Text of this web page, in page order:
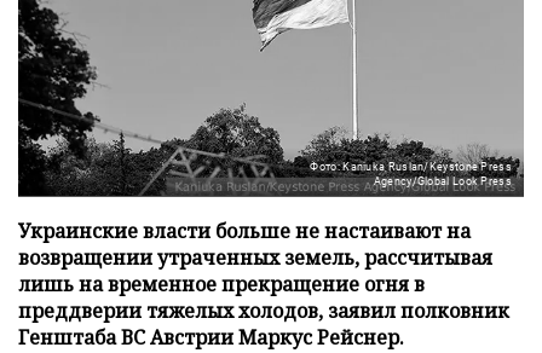
Фото: Kaniuka Ruslan/Keystone Press
Agency/Global Look Press
Украинские власти больше не настаивают на
возвращении утраченных земель, рассчитывая
лишь на временное прекращение огня в
преддверии тяжелых холодов, заявил полковник
Генштаба ВС Австрии Маркус Рейснер.